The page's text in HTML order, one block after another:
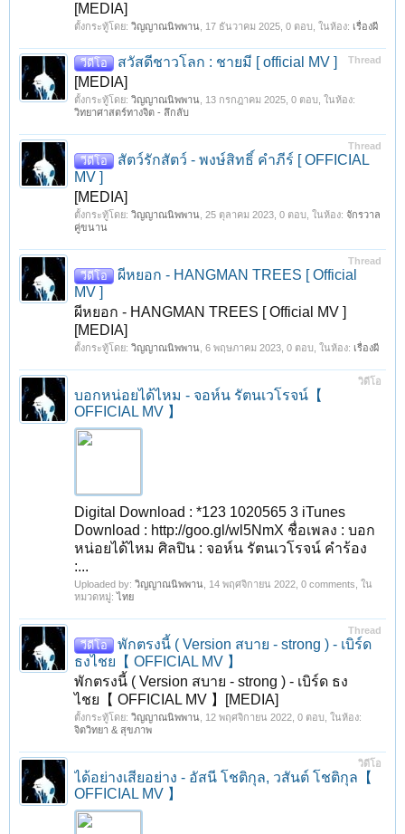
[MEDIA]
ตั้งกระทู้โดย: วิญญาณนิพพาน 17 ธันวาคม 2025 , 0 ตอบ, ในห้อง: เรื่องผี
Thread
วีดีโอ
สวัสดีชาวโลก : ชายมี [ official MV ]
[MEDIA]
ตั้งกระทู้โดย: วิญญาณนิพพาน 13 กรกฎาคม 2025 , 0 ตอบ, ในห้อง:
วิทยาศาสตร์ทางจิต - ลึกลับ
Thread
วีดีโอ
สัตว์รักสัตว์ - พงษ์สิทธิ์ คำภีร์ [ OFFICIAL
MV ]
[MEDIA]
ตั้งกระทู้โดย: วิญญาณนิพพาน 25 ตุลาคม 2023 , 0 ตอบ, ในห้อง: จักรวาล
คู่ขนาน
Thread
วีดีโอ
ผีหยอก - HANGMAN TREES [ Official
MV ]
ผีหยอก - HANGMAN TREES [ Official MV ]
[MEDIA]
ตั้งกระทู้โดย: วิญญาณนิพพาน 6 พฤษภาคม 2023 , 0 ตอบ, ในห้อง: เรื่องผี
วิดีโอ
บอกหน่อยได้ไหม - จอห์น รัตนเวโรจน์【
OFFICIAL MV 】
Digital Download : *123 1020565 3 iTunes
Download : http://goo.gl/wl5NmX ชื่อเพลง : บอก
หน่อยได้ไหม ศิลปิน : จอห์น รัตนเวโรจน์ คำร้อง
:...
Uploaded by: วิญญาณนิพพาน 14 พฤศจิกายน 2022 , 0 comments, ใน
หมวดหมู่:ไทย
Thread
วีดีโอ
พักตรงนี้ ( Version สบาย - strong ) - เบิร์ด
ธงไชย【 OFFICIAL MV 】
พักตรงนี้ ( Version สบาย - strong ) - เบิร์ด ธง
ไชย【 OFFICIAL MV 】[MEDIA]
ตั้งกระทู้โดย: วิญญาณนิพพาน 12 พฤศจิกายน 2022 , 0 ตอบ, ในห้อง:
จิตวิทยา & สุขภาพ
วิดีโอ
ได้อย่างเสียอย่าง - อัสนี โชติกุล, วสันต์ โชติกุล【
OFFICIAL MV 】